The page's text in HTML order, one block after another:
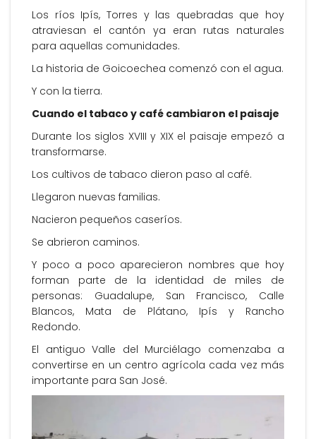
Los ríos Ipís, Torres y las quebradas que hoy
atraviesan el cantón ya eran rutas naturales
para aquellas comunidades.
La historia de Goicoechea comenzó con el agua.
Y con la tierra.
Cuando el tabaco y café cambiaron el paisaje
Durante los siglos XVIII y XIX el paisaje empezó a
transformarse.
Los cultivos de tabaco dieron paso al café.
Llegaron nuevas familias.
Nacieron pequeños caseríos.
Se abrieron caminos.
Y poco a poco aparecieron nombres que hoy
forman parte de la identidad de miles de
personas: Guadalupe, San Francisco, Calle
Blancos, Mata de Plátano, Ipís y Rancho
Redondo.
El antiguo Valle del Murciélago comenzaba a
convertirse en un centro agrícola cada vez más
importante para San José.